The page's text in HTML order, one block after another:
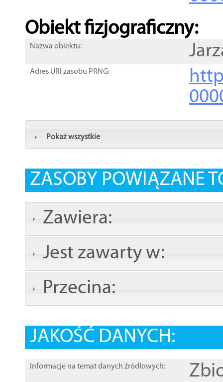
Obiekt fizjograficzny:
Nazwa obiektu:
Adres URI zasobu PRNG:
Pokaż wszystkie
ZASOBY POWIĄZANE
Zawiera:
Jest zawarty w:
Przecina:
JAKOŚĆ DANYCH:
Informacje na temat danych źródłowych: